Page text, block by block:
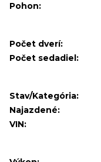
Pohon:
Počet dverí:
Počet sedadiel:
Stav/Kategória:
Najazdené:
VIN: